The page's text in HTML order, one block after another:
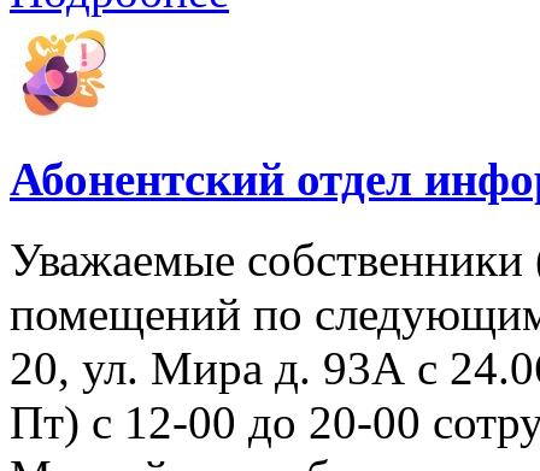
Абонентский отдел
Уважаемые
помещений по
20, ул. Мира д. 93А с
Пт) с 12-00 до 20-00